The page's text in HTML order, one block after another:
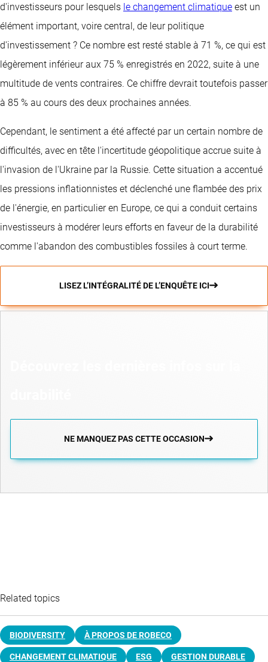
d'investisseurs pour lesquels le changement climatique est un
élément important, voire central, de leur politique
d'investissement ? Ce nombre est resté stable à 71 %, ce qui est
légèrement inférieur aux 75 % enregistrés en 2022, suite à une
multitude de vents contraires. Ce chiffre devrait toutefois passer
à 85 % au cours des deux prochaines années.
Cependant, le sentiment a été affecté par un certain nombre de
difficultés, avec en tête l'incertitude géopolitique accrue suite à
l'invasion de l'Ukraine par la Russie. Cette situation a accentué
les pressions inflationnistes et déclenché une flambée des prix
de l'énergie, en particulier en Europe, ce qui a conduit certains
investisseurs à modérer leurs efforts en faveur de la durabilité
comme l'abandon des combustibles fossiles à court terme.
LISEZ L’INTÉGRALITÉ DE L’ENQUÊTE ICI
NE MANQUEZ PAS CETTE OCCASION
Related topics
BIODIVERSITY À PROPOS DE ROBECO
CHANGEMENT CLIMATIQUE ESG GESTION DURABLE